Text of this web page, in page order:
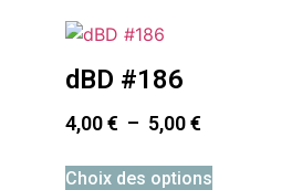
dBD #186
4,00€ – 5,00€
Choix des options